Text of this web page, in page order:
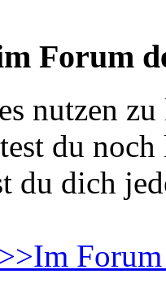
Forum
nutzen
du
du dich
>>Im